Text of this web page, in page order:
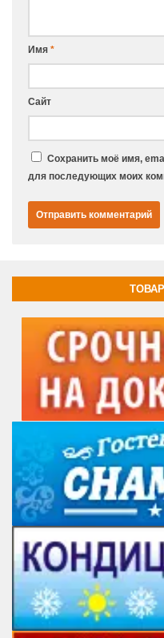
Имя *
Сайт
Сохранить моё имя,
для последующих моих